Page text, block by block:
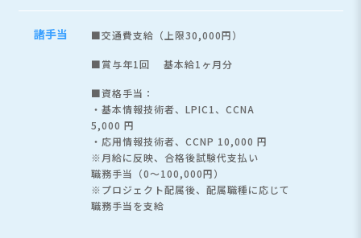
諸手当 ■交通費支給（上限30,000円）
■賞与年1回 基本給1ヶ月分
■資格手当：
・基本情報技術者、LPIC1、CCNA
5,000 円
・応用情報技術者、CCNP 10,000 円
※月給に反映、合格後試験代支払い
職務手当（0～100,000円）
※プロジェクト配属後、配属職種に応じて
職務手当を支給